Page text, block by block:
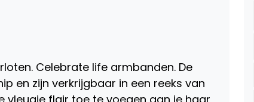
Celebrate life armbanden. De
en zijn verkrijgbaar in een reeks van